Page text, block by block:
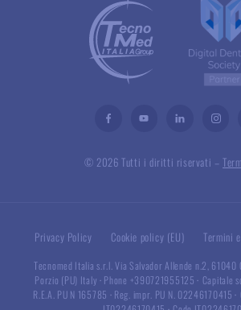
© 2026 Tutti i diritti riservati –
Privacy Policy Cookie policy (EU) Termini
Tecnomed Italia s.r.l. Via Salvador Allende n.2, 61040
Porzio (PU) Italy · Phone +390721955125· Capitale
R.E.A. PU N 165785 · Reg. impr. PU N. 02246170415·